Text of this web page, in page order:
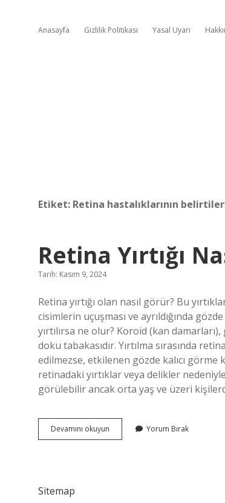
Anasayfa Gizlilik Politikası Yasal Uyarı
Etiket: Retina hastalıklarının
Retina Yırtığı
Tarih: Kasım 9, 2024
Retina yırtığı olan nasıl görür? Bu
cisimlerin uçuşması ve ayrıldığında
yırtılırsa ne olur? Koroid (kan
doku tabakasıdır. Yırtılma sırasında
edilmezse, etkilenen gözde kalıcı görme
retinadaki yırtıklar veya delikler
görülebilir ancak orta yaş ve üzeri
Devamını okuyun
Yırtığı
Yorum Bırak
Sitemap